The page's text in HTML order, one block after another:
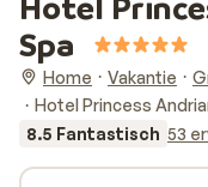
Spa
Home Vakantie
Hotel Princess
8.5 Fantastisch 53